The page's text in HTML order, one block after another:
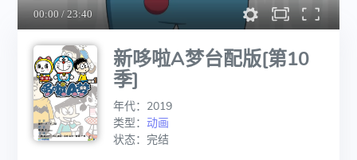
新哆啦A梦台配版[第10
季]
年代：2019
类型： 动画
状态：完结